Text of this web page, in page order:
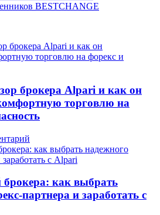
брокера Alpari и как он
торговлю на
брокера: как выбрать
партнера и заработать с